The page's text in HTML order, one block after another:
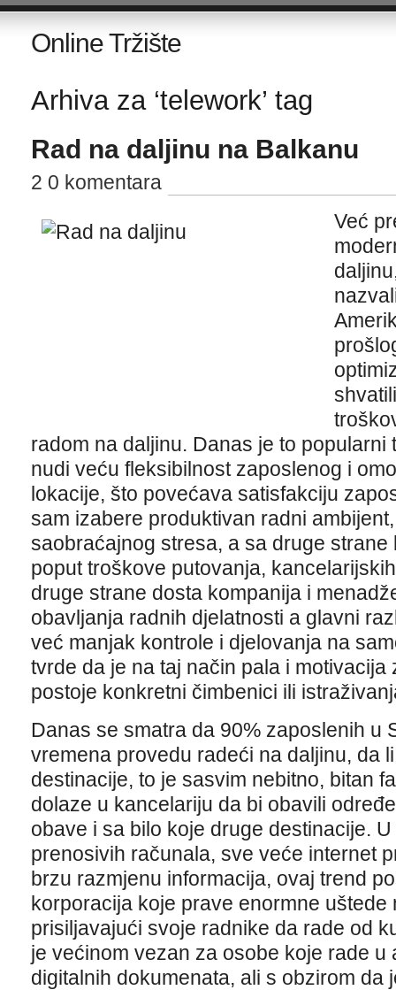
Online Tržište
Arhiva za ‘telework’ tag
Rad na daljinu na Balkanu
2 0 komentara
Već
radom na daljinu. Danas je to
nudi veću fleksibilnost zaposlenog i
lokacije, što povećava satisfakciju
sam izabere produktivan radni
saobraćajnog stresa, a sa druge
poput troškove putovanja,
druge strane dosta kompanija i
obavljanja radnih djelatnosti a glavni
već manjak kontrole i djelovanja na
tvrde da je na taj način pala i motivacija
postoje konkretni čimbenici ili
Danas se smatra da 90% zaposlenih u
vremena provedu radeći na daljinu, da
destinacije, to je sasvim nebitno, bitan
dolaze u kancelariju da bi obavili
obave i sa bilo koje druge destinacije.
prenosivih računala, sve veće internet
brzu razmjenu informacija, ovaj trend
korporacija koje prave enormne
prisiljavajući svoje radnike da rade od
je većinom vezan za osobe koje rade u
digitalnih dokumenata, ali s obzirom da